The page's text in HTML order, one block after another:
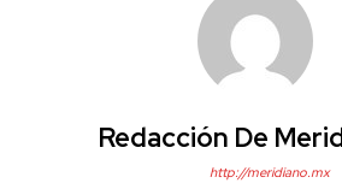
Redacción De
http://meridiano.mx